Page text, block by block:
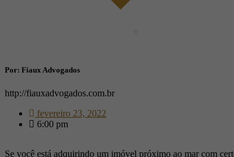
Por: Fiaux Advogados
http://fiauxadvogados.com.br
fevereiro 23, 2022
6:00 pm
Se você está adquirindo um imóvel próximo ao mar com